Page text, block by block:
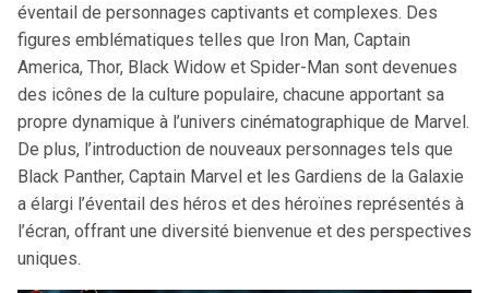
éventail de personnages captivants et complexes. Des
figures emblématiques telles que Iron Man, Captain
America, Thor, Black Widow et Spider-Man sont devenues
des icônes de la culture populaire, chacune apportant sa
propre dynamique à l’univers cinématographique de Marvel.
De plus, l’introduction de nouveaux personnages tels que
Black Panther, Captain Marvel et les Gardiens de la Galaxie
a élargi l’éventail des héros et des héroïnes représentés à
l’écran, offrant une diversité bienvenue et des perspectives
uniques.